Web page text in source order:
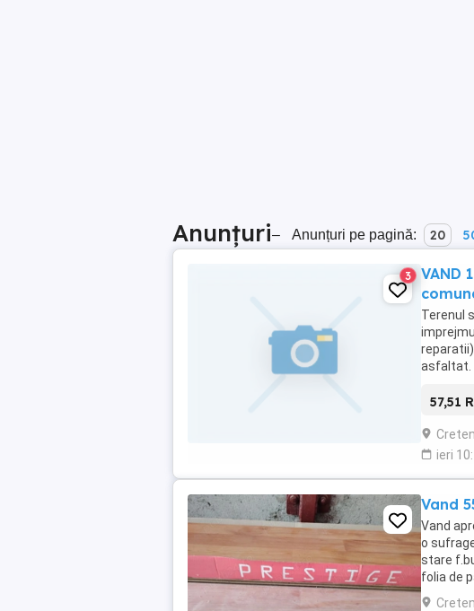
Anunțuri– Anunțuri pe pagină: 20
3
VAND
Terenul
asfaltat.
57,51
ieri
Vand
Vand
o
stare
folia de
domiciliu